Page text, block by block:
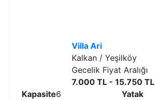
Villa Ari
Kalkan / Yeşilköy
Gecelik Fiyat Aralığı
7.000 TL - 15.750 TL
Kapasite6
Yatak